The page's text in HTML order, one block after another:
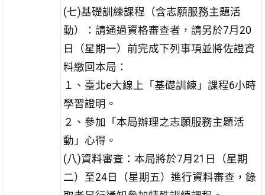
(七)基礎訓練課程（含志願服務主題活
動）：請通過資格審查者，請另於7月20
日（星期一）前完成下列事項並將佐證資
料繳回本局：
１、臺北e大線上「基礎訓練」課程6小時
學習證明。
２、參加「本局辦理之志願服務主題活
動」心得。
(八)資料審查：本局將於7月21日（星期
二）至24日（星期五）進行資料審查，錄